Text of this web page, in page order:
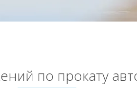
по прокату